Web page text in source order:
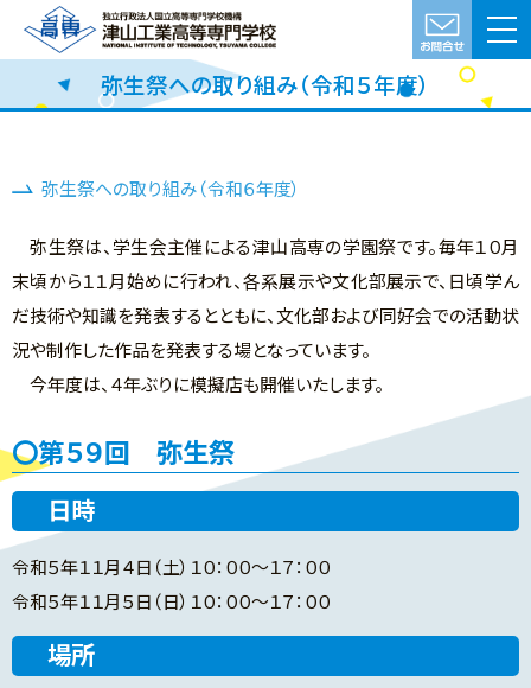
弥生祭への取り組み（令和５年度）
弥生祭への取り組み（令和６年度）
弥生祭は、学生会主催による津山高専の学園祭です。毎年１０月
末頃から１１月始めに行われ、各系展示や文化部展示で、日頃学ん
だ技術や知識を発表するとともに、文化部および同好会での活動状
況や制作した作品を発表する場となっています。
今年度は、４年ぶりに模擬店も開催いたします。
第５９回 弥生祭
日時
令和５年１１月４日（土）１０：００～１７：００
令和５年１１月５日（日）１０：００～１７：００
場所